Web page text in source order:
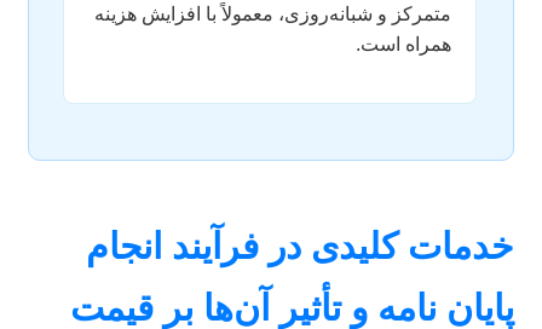
متمرکز و شبانه‌روزی، معمولاً با افزایش هزینه
همراه است.
خدمات کلیدی در فرآیند انجام
پایان نامه و تأثیر آن‌ها بر قیمت